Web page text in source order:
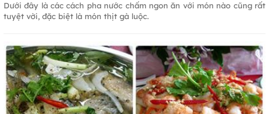
Dưới đây là các cách pha nước chấm ngon ăn với món nào cũng rất
tuyệt vời, đặc biệt là món thịt gà luộc.